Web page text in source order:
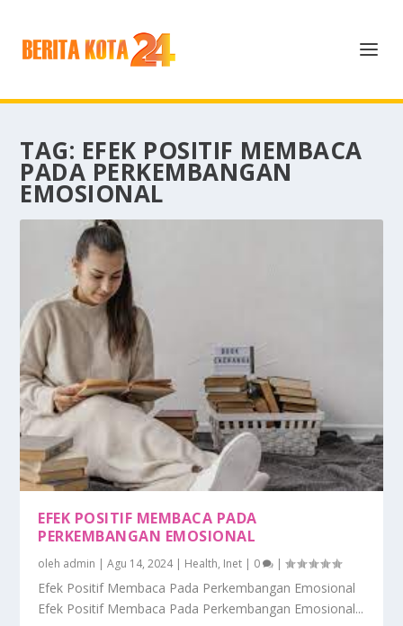
TAG: EFEK POSITIF MEMBACA
PADA PERKEMBANGAN
EMOSIONAL
EFEK POSITIF MEMBACA PADA
PERKEMBANGAN EMOSIONAL
oleh admin |Agu 14, 2024| Health, Inet | 0 |
Efek Positif Membaca Pada Perkembangan Emosional
Efek Positif Membaca Pada Perkembangan Emosional...